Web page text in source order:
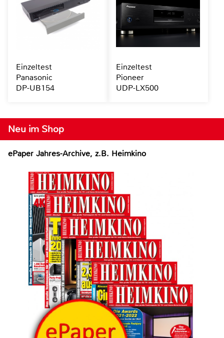
Neu im Shop
ePaper Jahres-Archive, z.B. Heimkino
Einzeltest
Panasonic
DP-UB154
Einzeltest
Pioneer
UDP-LX500